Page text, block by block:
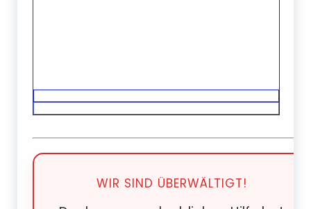
WIR SIND ÜBERWÄLTIGT!